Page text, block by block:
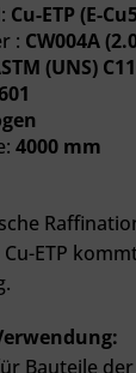
Cu-ETP (E-
: CW004A
(UNS)
4000 mm
ETP
Bauteile